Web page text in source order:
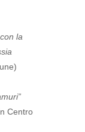
la
Centro